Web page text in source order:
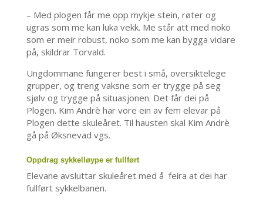
– Med plogen får me opp mykje stein, røter og
ugras som me kan luka vekk. Me står att med noko
som er meir robust, noko som me kan bygga vidare
på, skildrar Torvald.
Ungdommane fungerer best i små, oversiktelege
grupper, og treng vaksne som er trygge på seg
sjølv og trygge på situasjonen. Det får dei på
Plogen. Kim Andrè har vore ein av fem elevar på
Plogen dette skuleåret. Til hausten skal Kim Andrè
gå på Øksnevad vgs.
Oppdrag sykkelløype er fullført
Elevane avsluttar skuleåret med å feira at dei har
fullført sykkelbanen.